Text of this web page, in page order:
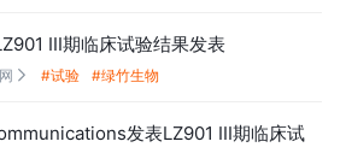
III期临床试验结果发表
 #试验 #绿竹生物
发表LZ901 III期临床试